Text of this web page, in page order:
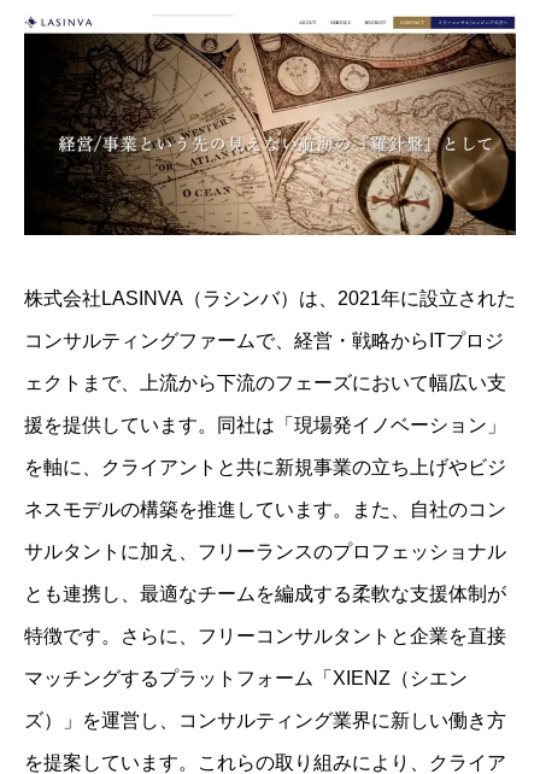
株式会社LASINVA（ラシンバ）は、2021年に設立された
コンサルティングファームで、経営・戦略からITプロジ
ェクトまで、上流から下流のフェーズにおいて幅広い支
援を提供しています。​同社は「現場発イノベーション」
を軸に、クライアントと共に新規事業の立ち上げやビジ
ネスモデルの構築を推進しています。​また、自社のコン
サルタントに加え、フリーランスのプロフェッショナル
とも連携し、最適なチームを編成する柔軟な支援体制が
特徴です。​さらに、フリーコンサルタントと企業を直接
マッチングするプラットフォーム「XIENZ（シエン
ズ）」を運営し、コンサルティング業界に新しい働き方
を提案しています。​これらの取り組みにより、クライア